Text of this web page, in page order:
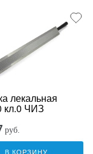
лекальная
кл.0 ЧИЗ
руб.
В КОРЗИНУ